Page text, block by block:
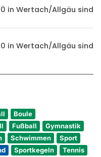
in Wertach/Allgäu sind
in Wertach/Allgäu sind
Boule
Fußball
Gymnastik
Schwimmen
Sport
Sportkegeln
Tennis